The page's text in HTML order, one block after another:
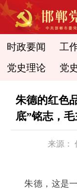
时政要闻 工
党史理论 党
朱德的红色
底”铭志，
来源：
朱德，这是